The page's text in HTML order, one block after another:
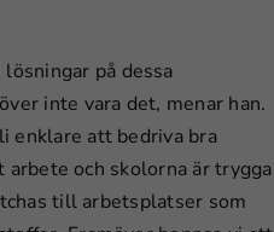
på dessa
inte vara det, menar han.
enklare att bedriva bra
och skolorna är trygga
till arbetsplatser som